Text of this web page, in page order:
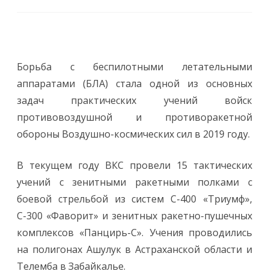
Борьба с беспилотными летательными
аппаратами (БЛА) стала одной из основных
задач практических учений войск
противовоздушной и противоракетной
обороны Воздушно-космических сил в 2019 году.
В текущем году ВКС провели 15 тактических
учений с зенитными ракетными полками с
боевой стрельбой из систем С-400 «Триумф»,
С-300 «Фаворит» и зенитных ракетно-пушечных
комплексов «Панцирь-С». Учения проводились
на полигонах Ашулук в Астраханской области и
Телемба в Забайкалье.